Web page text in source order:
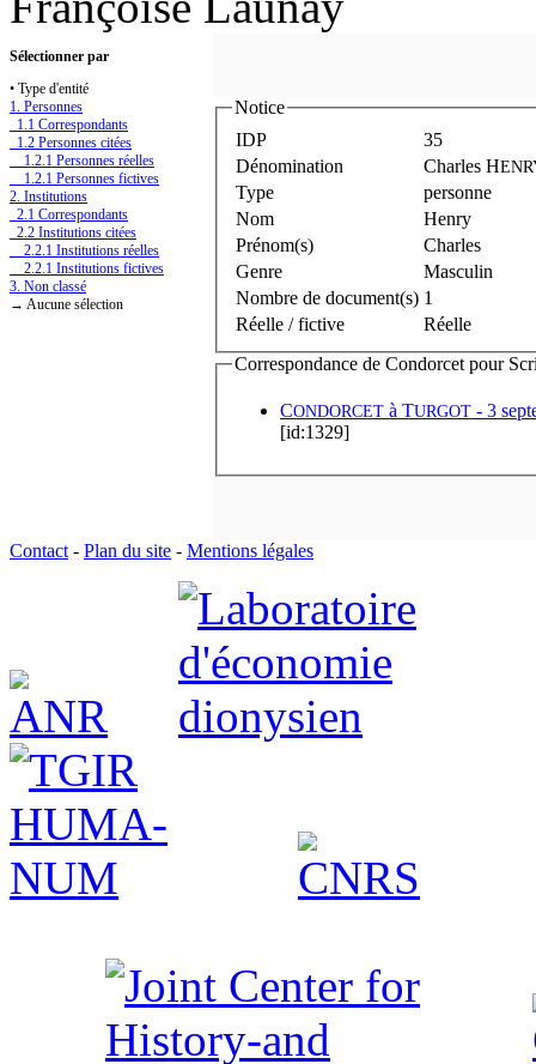
Sélectionner par
• Type d'entité
1. Personnes
1.1 Correspondants
1.2 Personnes citées
1.2.1 Personnes réelles
1.2.1 Personnes fictives
2. Institutions
2.1 Correspondants
2.2 Institutions citées
2.2.1 Institutions réelles
2.2.1 Institutions fictives
3. Non classé
→ Aucune sélection
Notice
IDP
35
Dénomination
Charles H
Type
personne
Nom
Henry
Prénom(s)
Charles
Genre
Masculin
Nombre de document(s) 1
Réelle / fictive
Réelle
Correspondance de Condorcet pour
CONDORCET à TURGOT - 3
[id:1329]
Contact- Plan du site - Mentions légales